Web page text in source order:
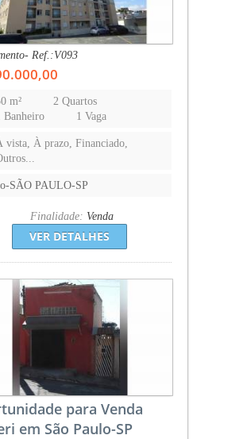
Ref.:V093
m²
2 Quartos
Banheiro
1 Vaga
vista, À prazo, Financiado,
SÃO PAULO-SP
Finalidade: Venda
VER DETALHES
para Venda
em São Paulo-SP